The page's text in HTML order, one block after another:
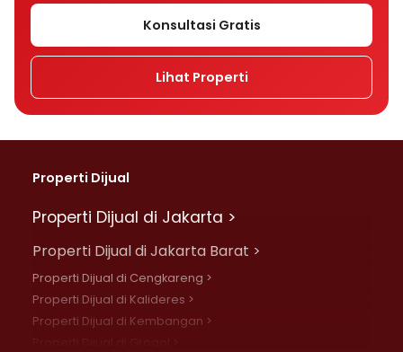
Konsultasi Gratis
Lihat Properti
Properti Dijual
Properti Dijual di Jakarta >
Properti Dijual di Jakarta Barat >
Properti Dijual di Cengkareng >
Properti Dijual di Kalideres >
Properti Dijual di Kembangan >